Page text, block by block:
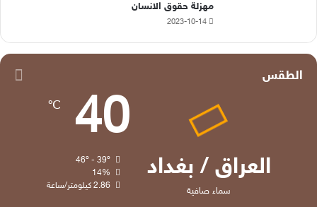
مهزلة حقوق الانسان
2023-10-14
الطقس
العراق / بغداد
سماء صافية
40
℃
46º - 39º
14%
2.86 كيلومتر/ساعة